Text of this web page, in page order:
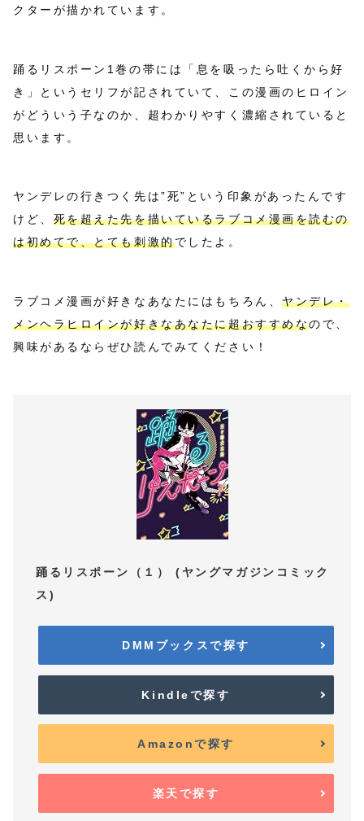
クターが描かれています。
踊るリスポーン1巻の帯には「息を吸ったら吐くから好
き」というセリフが記されていて、この漫画のヒロイン
がどういう子なのか、超わかりやすく濃縮されていると
思います。
ヤンデレの行きつく先は”死”という印象があったんです
けど、 死を超えた先を描いているラブコメ漫画を読むの
は初めてで、とても刺激的でしたよ。
ラブコメ漫画が好きなあなたにはもちろん、ヤンデレ・
メンヘラヒロインが好きなあなたに超おすすめなので、
興味があるならぜひ読んでみてください！
踊るリスポーン（１） (ヤングマガジンコミック
ス)
DMMブックスで探す
Kindleで探す
Amazonで探す
楽天で探す